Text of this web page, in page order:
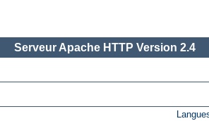
Serveur Apache HTTP Version 2.4